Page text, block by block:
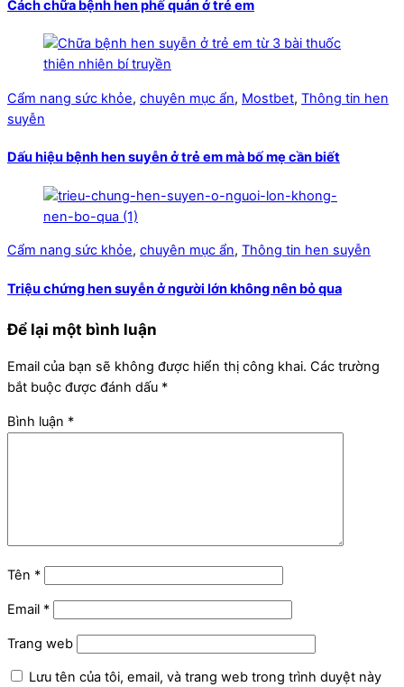
Cách chữa bệnh hen phế quản ở trẻ em
Cẩm nang sức khỏe, chuyên mục ẩn, Mostbet, Thông tin hen
suyễn
Dấu hiệu bệnh hen suyễn ở trẻ em mà bố mẹ cần biết
Cẩm nang sức khỏe, chuyên mục ẩn, Thông tin hen suyễn
Triệu chứng hen suyễn ở người lớn không nên bỏ qua
Để lại một bình luận
Email của bạn sẽ không được hiển thị công khai. Các trường
bắt buộc được đánh dấu *
Bình luận *
Tên *
Email *
Trang web
Lưu tên của tôi, email, và trang web trong trình duyệt này